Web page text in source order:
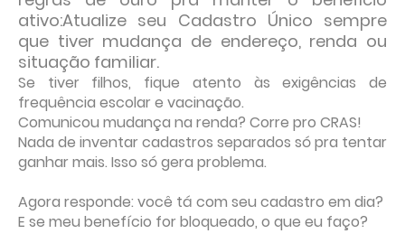
ativo:Atualize seu Cadastro Único sempre
que tiver mudança de endereço, renda ou
situação familiar.
Se tiver filhos, fique atento às exigências de
frequência escolar e vacinação.
Comunicou mudança na renda? Corre pro CRAS!
Nada de inventar cadastros separados só pra tentar
ganhar mais. Isso só gera problema.
Agora responde: você tá com seu cadastro em dia?
E se meu benefício for bloqueado, o que eu faço?